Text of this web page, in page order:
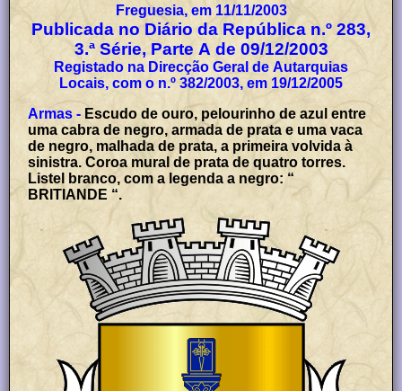
Freguesia, em 11/11/2003
Publicada no Diário da República n.º 283,
3.ª Série, Parte A de 09/12/2003
Registado na Direcção Geral de Autarquias
Locais, com o n.º 382/2003, em 19/12/2005
Armas - Escudo de ouro, pelourinho de azul entre
uma cabra de negro, armada de prata e uma vaca
de negro, malhada de prata, a primeira volvida à
sinistra. Coroa mural de prata de quatro torres.
Listel branco, com a legenda a negro: “
BRITIANDE “.